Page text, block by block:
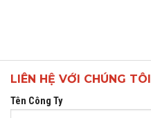
LIÊN HỆ VỚI CHÚNG TÔI
Tên Công Ty